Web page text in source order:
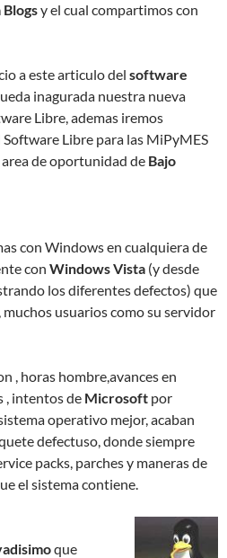
Blogsy el cual compartimos con
a este articulo del software
inagurada nuestra nueva
Libre, ademas iremos
Libre para las MiPyMES
area de oportunidad de Bajo
con Windows en cualquiera de
con Windows Vista (y desde
los diferentes defectos) que
muchos usuarios como su servidor
, horas hombre,avances en
, intentos de Microsoft por
operativo mejor, acaban
defectuso, donde siempre
packs, parches y maneras de
el sistema contiene.
que